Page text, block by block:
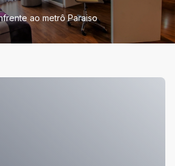
ao metrô Paraiso